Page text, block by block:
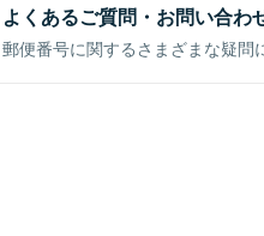
よくあるご質問・お問い合わ
郵便番号に関するさまざまな疑問